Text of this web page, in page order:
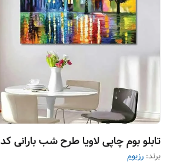
تابلو بوم چاپی لاویا طرح شب بارانی کد ART-1571
برند: رزبوم